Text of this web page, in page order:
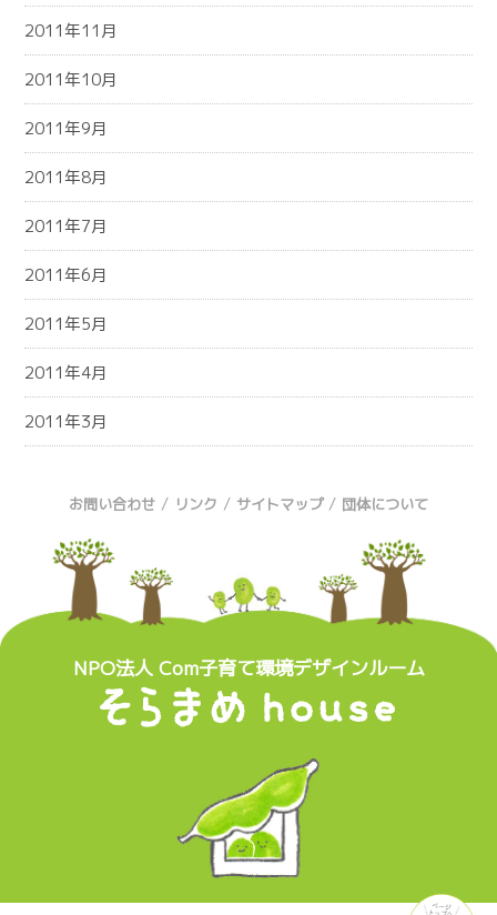
2011年11月
2011年10月
2011年9月
2011年8月
2011年7月
2011年6月
2011年5月
2011年4月
2011年3月
お問い合わせ / リンク / サイトマップ / 団体について
NPO法人 Com子育て環境デザインルーム